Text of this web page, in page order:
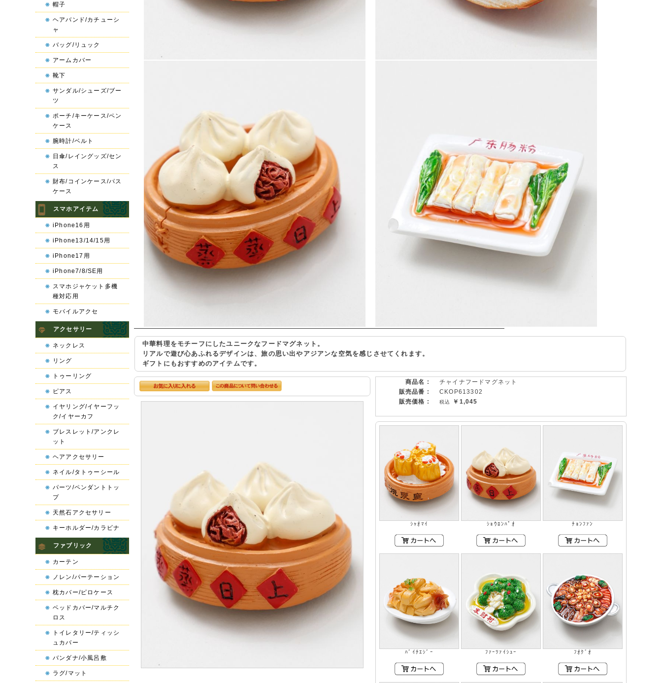
中華料理をモチーフにしたユニークなフードマグネット。
リアルで遊び心あふれるデザインは、旅の思い出やアジアンな空気を感じさせてくれます。
ギフトにもおすすめのアイテムです。
商品名 :
チャイナフードマグネット
販売品番 :
CKOP613302
販売価格 :
￥1,045
ｼｬｵﾏｲ ｼｮｳﾛﾝﾊﾟｵ ﾁｮﾝﾌｧﾝ
ﾊﾞｲﾁｴｼﾞｰ ﾌｧｰﾂｧｲｼｭｰ ﾌｵｸﾞｵ
帽子
ヘアバンド/カチューシ
ャ
バッグ/リュック
アームカバー
靴下
サンダル/シューズ/ブー
ツ
ポーチ/キーケース/ペン
ケース
腕時計/ベルト
日傘/レイングッズ/セン
ス
財布/コインケース/パス
ケース
スマホアイテム
iPhone16用
iPhone13/14/15用
iPhone17用
iPhone7/8/SE用
スマホジャケット多機
種対応用
モバイルアクセ
アクセサリー
ネックレス
リング
トゥーリング
ピアス
イヤリング/イヤーフッ
ク/イヤーカフ
ブレスレット/アンクレ
ット
ヘアアクセサリー
ネイル/タトゥーシール
パーツ/ペンダントトッ
プ
天然石アクセサリー
キーホルダー/カラビナ
ファブリック
カーテン
ノレン/パーテーション
枕カバー/ピロケース
ベッドカバー/マルチク
ロス
トイレタリー/ティッシ
ュカバー
バンダナ/小風呂敷
ラグ/マット